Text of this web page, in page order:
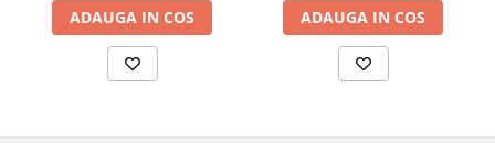
ADAUGA IN COS ADAUGA IN COS